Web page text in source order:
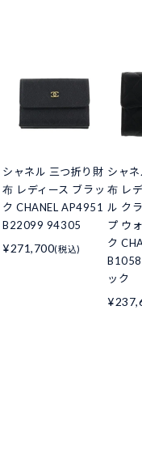
シャネル 三つ折り財
布 レディース ブラッ
ク CHANEL AP4951
B22099 94305
¥271,700(税込)
シャ
布 レ
ル ク
プ ウ
ク
ック